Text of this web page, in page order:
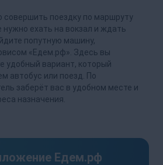
совершить поездку по маршруту
нужно ехать на вокзал и ждать
попутную машину,
«Едем.рф». Здесь вы
удобный вариант, который
автобус или поезд. По
заберёт вас в удобном месте и
назначения.
Едем.рф